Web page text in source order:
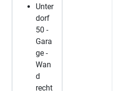
Unter
dorf
50 -
Gara
ge -
Wan
d
recht